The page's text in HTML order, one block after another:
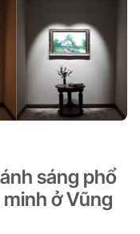
sáng phổ
ở Vũng